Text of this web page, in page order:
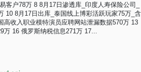
户78万 8 8月17日渗透库_印度人寿保险公司_
10 8月17日出库_泰国线上博彩活跃玩家75万_含
收入职业模特演员应聘网站泄漏数据570万 13
万 16 俄罗斯纳税信息271万 17...